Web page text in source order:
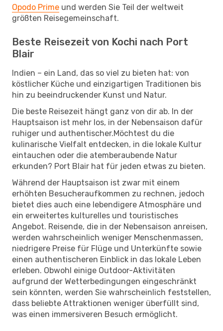
Opodo Prime und werden Sie Teil der weltweit
größten Reisegemeinschaft.
Beste Reisezeit von Kochi nach Port
Blair
Indien – ein Land, das so viel zu bieten hat: von
köstlicher Küche und einzigartigen Traditionen bis
hin zu beeindruckender Kunst und Natur.
Die beste Reisezeit hängt ganz von dir ab. In der
Hauptsaison ist mehr los, in der Nebensaison dafür
ruhiger und authentischer.Möchtest du die
kulinarische Vielfalt entdecken, in die lokale Kultur
eintauchen oder die atemberaubende Natur
erkunden? Port Blair hat für jeden etwas zu bieten.
Während der Hauptsaison ist zwar mit einem
erhöhten Besucheraufkommen zu rechnen, jedoch
bietet dies auch eine lebendigere Atmosphäre und
ein erweitertes kulturelles und touristisches
Angebot. Reisende, die in der Nebensaison anreisen,
werden wahrscheinlich weniger Menschenmassen,
niedrigere Preise für Flüge und Unterkünfte sowie
einen authentischeren Einblick in das lokale Leben
erleben. Obwohl einige Outdoor-Aktivitäten
aufgrund der Wetterbedingungen eingeschränkt
sein könnten, werden Sie wahrscheinlich feststellen,
dass beliebte Attraktionen weniger überfüllt sind,
was einen immersiveren Besuch ermöglicht.